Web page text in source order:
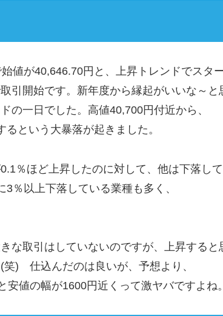
値が40,646.70円と、上昇トレンドでスター
引開始です。新年度から縁起がいいな～と
の一日でした。高値40,700円付近から、
という大暴落が起きました。
％ほど上昇したのに対して、他は下落して
％以上下落している業種も多く、
な取引はしていないのですが、上昇すると
笑) 仕込んだのは良いが、予想より、
値の幅が1600円近くって激ヤバですよね。